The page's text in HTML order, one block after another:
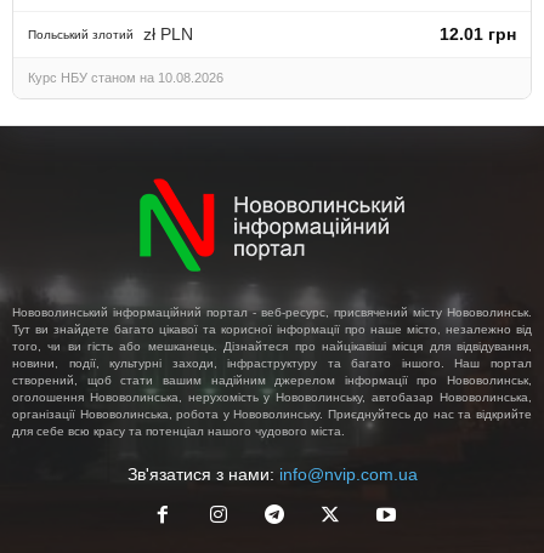
Польський злотий zł PLN 12.01 грн
Курс НБУ станом на 10.08.2026
Нововолинський інформаційний портал - веб-ресурс, присвячений місту Нововолинськ.
Тут ви знайдете багато цікавої та корисної інформації про наше місто, незалежно від
того, чи ви гість або мешканець. Дізнайтеся про найцікавіші місця для відвідування,
новини, події, культурні заходи, інфраструктуру та багато іншого. Наш портал
створений, щоб стати вашим надійним джерелом інформації про Нововолинськ,
оголошення Нововолинська, нерухомість у Нововолинську, автобазар Нововолинська,
організації Нововолинська, робота у Нововолинську. Приєднуйтесь до нас та відкрийте
для себе всю красу та потенціал нашого чудового міста.
Зв'язатися з нами: info@nvip.com.ua